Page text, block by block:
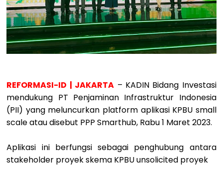
REFORMASI-ID | JAKARTA – KADIN Bidang Investasi
mendukung PT Penjaminan Infrastruktur Indonesia
(PII) yang meluncurkan platform aplikasi KPBU small
scale atau disebut PPP Smarthub, Rabu 1 Maret 2023.
Aplikasi ini berfungsi sebagai penghubung antara
stakeholder proyek skema KPBU unsolicited proyek